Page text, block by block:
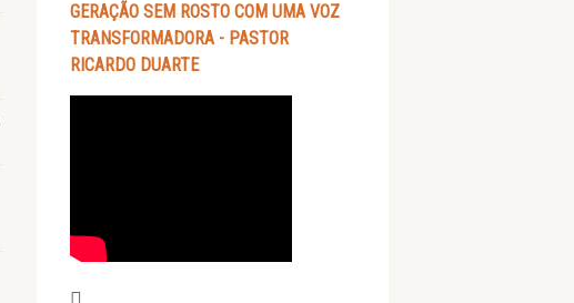
GERAÇÃO SEM ROSTO COM UMA VOZ
TRANSFORMADORA - PASTOR
RICARDO DUARTE